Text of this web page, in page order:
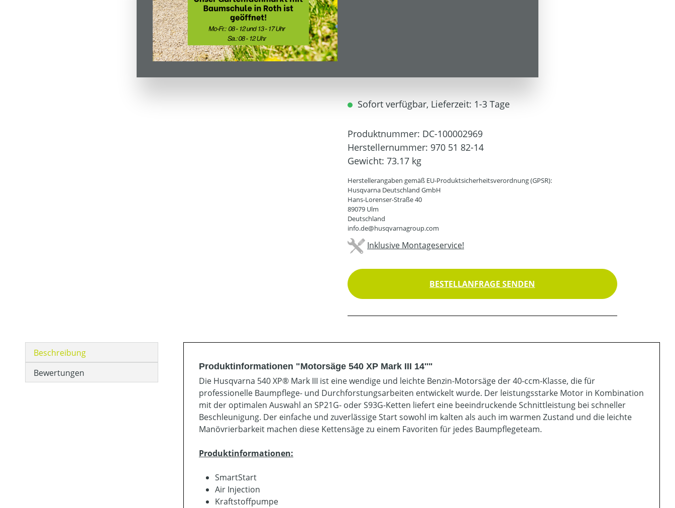
Sofort verfügbar, Lieferzeit: 1-3 Tage
Produktnummer: DC-100002969
Herstellernummer: 970 51 82-14
Gewicht: 73.17 kg
Herstellerangaben gemäß EU-Produktsicherheitsverordnung (GPSR):
Husqvarna Deutschland GmbH
Hans-Lorenser-Straße 40
89079 Ulm
Deutschland
info.de@husqvarnagroup.com
Inklusive Montageservice!
BESTELLANFRAGE SENDEN
Beschreibung
Bewertungen
Produktinformationen "Motorsäge 540 XP Mark III 14''"
Die Husqvarna 540 XP® Mark III ist eine wendige und leichte Benzin-Motorsäge der 40-ccm-Klasse, die für
professionelle Baumpflege- und Durchforstungsarbeiten entwickelt wurde. Der leistungsstarke Motor in Kombination
mit der optimalen Auswahl an SP21G- oder S93G-Ketten liefert eine beeindruckende Schnittleistung bei schneller
Beschleunigung. Der einfache und zuverlässige Start sowohl im kalten als auch im warmen Zustand und die leichte
Manövrierbarkeit machen diese Kettensäge zu einem Favoriten für jedes Baumpflegeteam.
Produktinformationen:
SmartStart
Air Injection
Kraftstoffpumpe